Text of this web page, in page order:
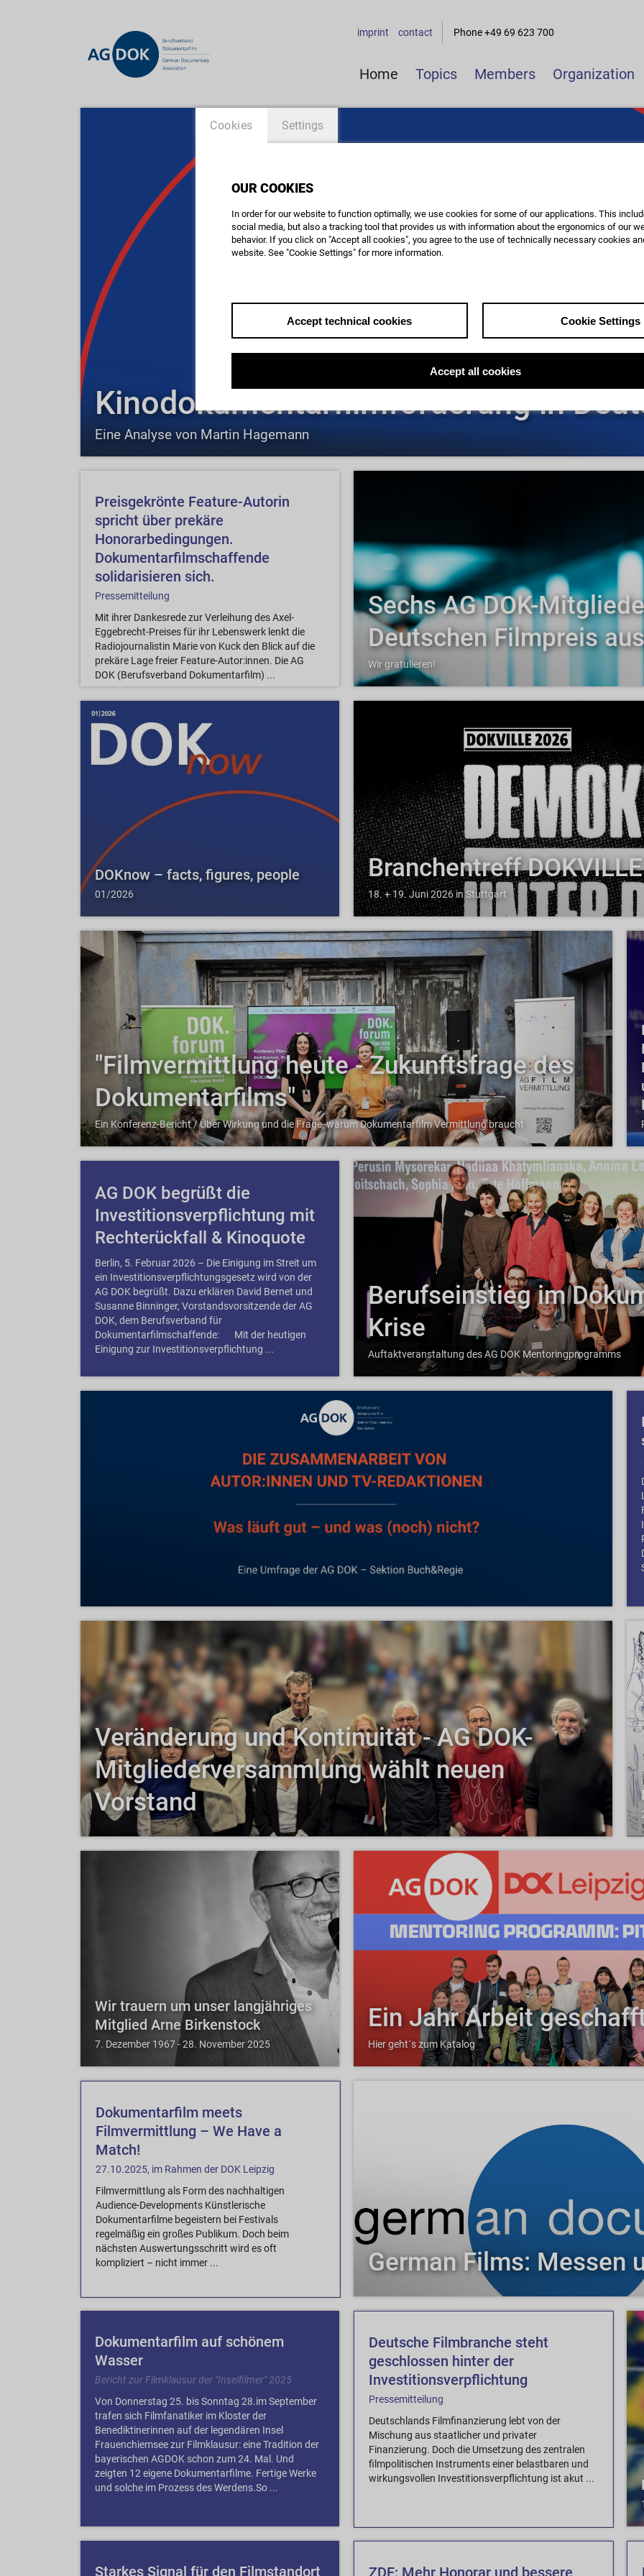
imprint contact Phone +49 69 623 700
Home Topics Members Organization
Kinodokumentarfilmförderung in
Eine Analyse von Martin Hagemann
Preisgekrönte Feature-Autorin
spricht über prekäre
Honorarbedingungen.
Dokumentarfilmschaffende
solidarisieren sich.
Pressemitteilung
Mit ihrer Dankesrede zur Verleihung des Axel-
Eggebrecht-Preises für ihr Lebenswerk lenkt die
Radiojournalistin Marie von Kuck den Blick auf die
prekäre Lage freier Feature-Autor:innen. Die AG
DOK (Berufsverband Dokumentarfilm) ...
Sechs AG DOK-
Deutschen Filmpreis
Wir gratulieren!
DOKnow – facts, figures, people
01/2026
Branchentreff
18. + 19. Juni 2026 in Stuttgart
"Filmvermittlung heute - Zukunftsfrage des
Dokumentarfilms"
Ein Konferenz-Bericht / Über Wirkung und die Frage, warum Dokumentarfilm Vermittlung braucht
AG DOK begrüßt die
Investitionsverpflichtung mit
Rechterückfall & Kinoquote
Berlin, 5. Februar 2026 – Die Einigung im Streit um
ein Investitionsverpflichtungsgesetz wird von der
AG DOK begrüßt. Dazu erklären David Bernet und
Susanne Binninger, Vorstandsvorsitzende der AG
DOK, dem Berufsverband für
Dokumentarfilmschaffende: Mit der heutigen
Einigung zur Investitionsverpflichtung ...
Berufseinstieg im
Krise
Auftaktveranstaltung des AG DOK Mentoringprogramms
Veränderung und Kontinuität - AG DOK-
Mitgliederversammlung wählt neuen
Vorstand
Wir trauern um unser langjähriges
Mitglied Arne Birkenstock
7. Dezember 1967 - 28. November 2025
Ein Jahr Arbeit
Hier geht´s zum Katalog
Dokumentarfilm meets
Filmvermittlung – We Have a
Match!
27.10.2025, im Rahmen der DOK Leipzig
Filmvermittlung als Form des nachhaltigen
Audience-Developments Künstlerische
Dokumentarfilme begeistern bei Festivals
regelmäßig ein großes Publikum. Doch beim
nächsten Auswertungsschritt wird es oft
kompliziert – nicht immer ...
German Films: Messen
Dokumentarfilm auf schönem
Wasser
Bericht zur Filmklausur der "Inselfilmer" 2025
Von Donnerstag 25. bis Sonntag 28.im September
trafen sich Filmfanatiker im Kloster der
Benediktinerinnen auf der legendären Insel
Frauenchiemsee zur Filmklausur: eine Tradition der
bayerischen AGDOK schon zum 24. Mal. Und
zeigten 12 eigene Dokumentarfilme. Fertige Werke
und solche im Prozess des Werdens.So ...
Deutsche Filmbranche steht
geschlossen hinter der
Investitionsverpflichtung
Pressemitteilung
Deutschlands Filmfinanzierung lebt von der
Mischung aus staatlicher und privater
Finanzierung. Doch die Umsetzung des zentralen
filmpolitischen Instruments einer belastbaren und
wirkungsvollen Investitionsverpflichtung ist akut ...
Starkes Signal für den Filmstandort ZDF: Mehr Honorar und bessere
Cookies Settings
OUR COOKIES
In order for our website to function optimally, we use cookies for some of our applications. This
social media, but also a tracking tool that provides us with information about the ergonomics of our
behavior. If you click on "Accept all cookies", you agree to the use of technically necessary cookies
website. See "Cookie Settings" for more information.
Accept technical cookies Cookie Settings
Accept all cookies